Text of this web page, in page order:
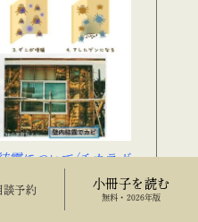
約 小冊子を読む
無料・2026年版
露について/チカラボ